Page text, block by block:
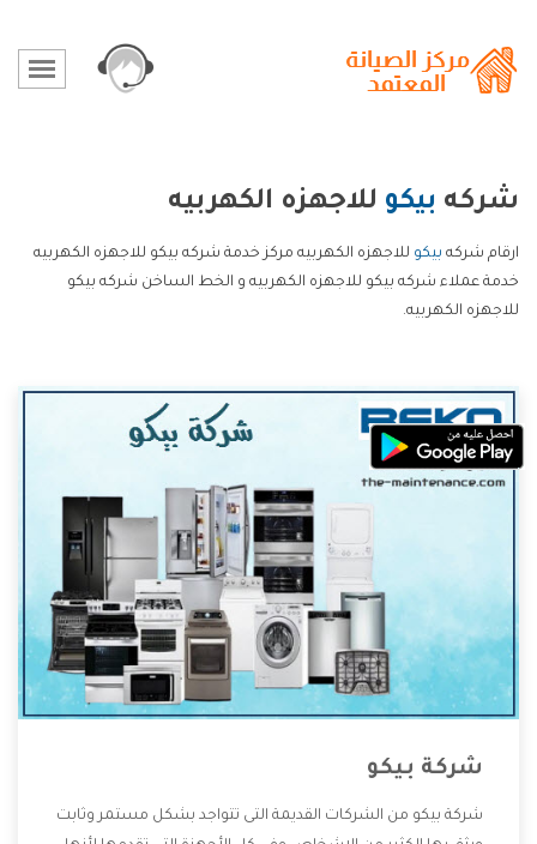
شركه بيكو للاجهزه الكهربيه
ارقام شركه بيكو للاجهزه الكهربيه مركز خدمة شركه بيكو للاجهزه الكهربيه
خدمة عملاء شركه بيكو للاجهزه الكهربيه و الخط الساخن شركه بيكو
للاجهزه الكهربيه.
شركة بيكو
شركة بيكو من الشركات القديمة التى تتواجد بشكل مستمر وثابت